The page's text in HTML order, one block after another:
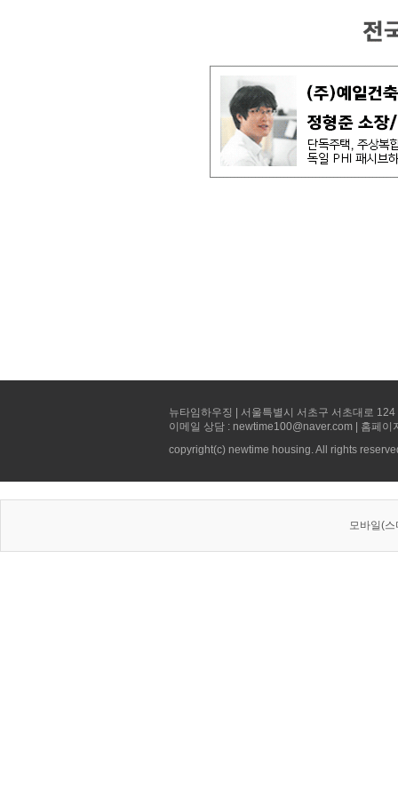
뉴타임하우징 | 서울특별시 서초구 서초대로
이메일 상담 : newtime100@naver.com | 홈페
copyright(c) newtime housing. All rights
모바일(